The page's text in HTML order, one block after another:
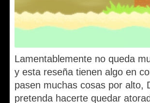
Lamentablemente no queda
y esta reseña tienen algo en
pasen muchas cosas por alto,
pretenda hacerte quedar